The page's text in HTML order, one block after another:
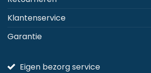
Klantenservice
Garantie
Eigen bezorg service